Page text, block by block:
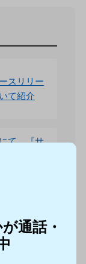
通話・
スリリー
て紹介
て、『サ
！イベン
ナル賞品
て、『サ
』